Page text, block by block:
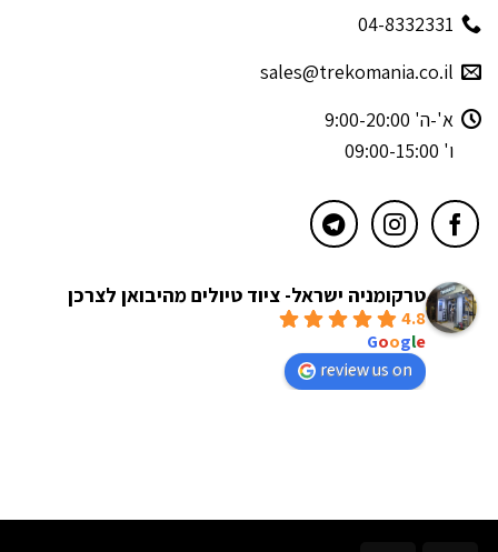
04-8332331
sales@trekomania.co.il
א'-ה' 9:00-20:00
ו' 09:00-15:00
טרקומניה ישראל- ציוד טיולים מהיבואן לצרכן
4.8
Google
review us on